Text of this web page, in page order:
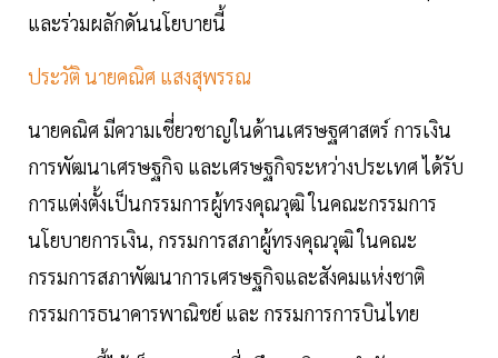
และร่วมผลักดันนโยบายนี้
ประวัติ นายคณิศ แสงสุพรรณ
นายคณิศ มีความเชี่ยวชาญในด้านเศรษฐศาสตร์ การเงิน
การพัฒนาเศรษฐกิจ และเศรษฐกิจระหว่างประเทศ ได้รับ
การแต่งตั้งเป็นกรรมการผู้ทรงคุณวุฒิ ในคณะกรรมการ
นโยบายการเงิน, กรรมการสภาผู้ทรงคุณวุฒิ ในคณะ
กรรมการสภาพัฒนาการเศรษฐกิจและสังคมแห่งชาติ
กรรมการธนาคารพาณิชย์ และ กรรมการการบินไทย